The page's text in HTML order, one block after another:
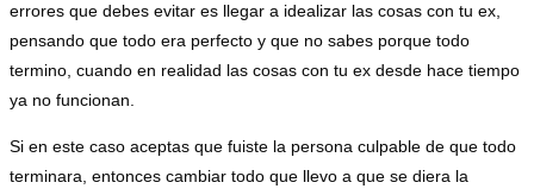
errores que debes evitar es llegar a idealizar las cosas con tu ex,
pensando que todo era perfecto y que no sabes porque todo
termino, cuando en realidad las cosas con tu ex desde hace tiempo
ya no funcionan.
Si en este caso aceptas que fuiste la persona culpable de que todo
terminara, entonces cambiar todo que llevo a que se diera la